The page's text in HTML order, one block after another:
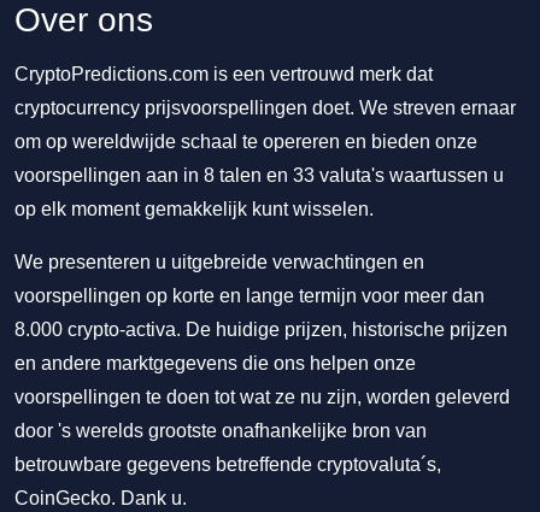
Over ons
CryptoPredictions.com is een vertrouwd merk dat
cryptocurrency prijsvoorspellingen doet. We streven ernaar
om op wereldwijde schaal te opereren en bieden onze
voorspellingen aan in 8 talen en 33 valuta's waartussen u
op elk moment gemakkelijk kunt wisselen.
We presenteren u uitgebreide verwachtingen en
voorspellingen op korte en lange termijn voor meer dan
8.000 crypto-activa. De huidige prijzen, historische prijzen
en andere marktgegevens die ons helpen onze
voorspellingen te doen tot wat ze nu zijn, worden geleverd
door 's werelds grootste onafhankelijke bron van
betrouwbare gegevens betreffende cryptovaluta´s,
CoinGecko. Dank u.